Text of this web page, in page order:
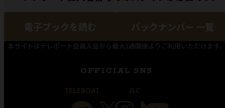
電子ブックを読む バックナンバー 一覧
本サイトはテレボート会員入会から最大3週間後よりご利用いただけます
OFFICIAL SNS